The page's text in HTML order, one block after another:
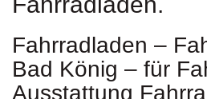
Fahrradladen –
Bad König – für
Ausstattung